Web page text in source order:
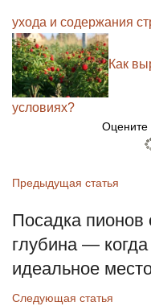
ухода и содержания
Как
условиях?
Оцените
Предыдущая статья
Посадка пионов
глубина — когда
идеальное
Следующая статья